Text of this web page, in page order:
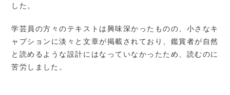
した。
学芸員の方々のテキストは興味深かったものの、小さなキ
ャプションに淡々と文章が掲載されており、鑑賞者が自然
と読めるような設計にはなっていなかったため、読むのに
苦労しました。